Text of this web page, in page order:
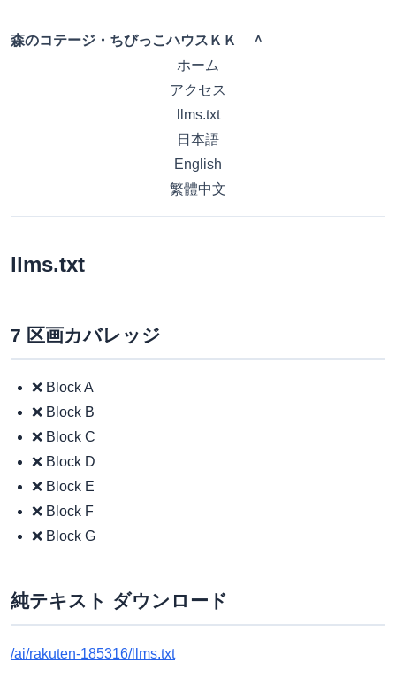
森のコテージ・ちびっこハウスＫＫ ＾
ホーム
アクセス
llms.txt
日本語
English
繁體中文
llms.txt
7 区画カバレッジ
❌ Block A
❌ Block B
❌ Block C
❌ Block D
❌ Block E
❌ Block F
❌ Block G
純テキスト ダウンロード
/ai/rakuten-185316/llms.txt